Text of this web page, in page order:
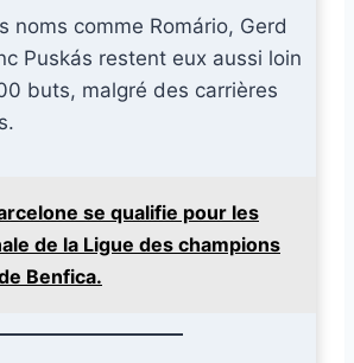
noms comme Romário, Gerd
Puskás restent eux aussi loin
buts, malgré des carrières
se qualifie pour les
de la Ligue des champions
Benfica.